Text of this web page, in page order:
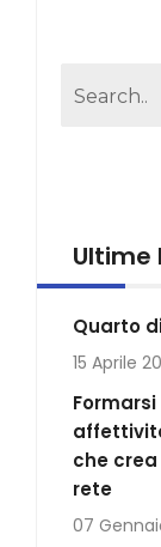
Ultime
Quarto
15 Aprile
che
rete
07